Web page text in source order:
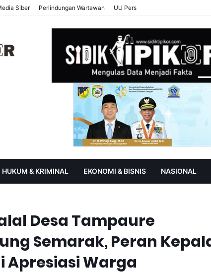
Siber Perlindungan Wartawan UU Pers
HUKUM & KRIMINAL EKONOMI & BISNIS NASIONAL
Desa Tampaure
Semarak, Peran
Apresiasi Warga